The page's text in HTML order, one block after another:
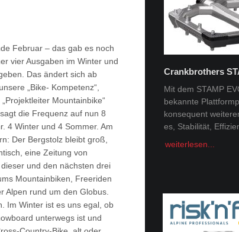
Februar – das gab es noch
vier Ausgaben im Winter und
Das ändert sich ab
„Bike- Kompetenz“,
Mountainbike“
die Frequenz auf nun 8
4 Winter und 4 Sommer. Am
Der Bergstolz bleibt groß,
eine Zeitung von
und den nächsten drei
Mountainbiken, Freeriden
Alpen rund um den Globus.
Im Winter ist es uns egal, ob
unterwegs ist und
Crankbrothers
Mit dem STAMP
bekannte
konsequent
es, Stabilität,
weiterlesen...
Tobi Tritscher x
Im Schnee
Trischer Alter:
Schladming,